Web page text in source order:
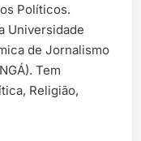
Políticos.
Universidade
de Jornalismo
Tem
Religião,